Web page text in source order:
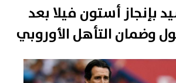
بإنجاز أستون فيلا بعد
وضمان التأهل الأوروبي